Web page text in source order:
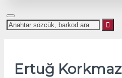
Ertuğ Korkmaz